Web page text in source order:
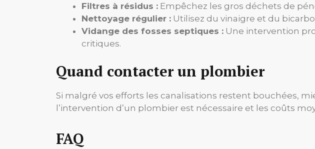
Filtres à résidus : Empêchez les gros déchets de
Nettoyage régulier : Utilisez du vinaigre et du
Vidange des fosses septiques : Une intervention
critiques.
Quand contacter un plombier
Si malgré vos efforts les canalisations restent bouchées,
l’intervention d’un plombier est nécessaire et les coûts
FAQ